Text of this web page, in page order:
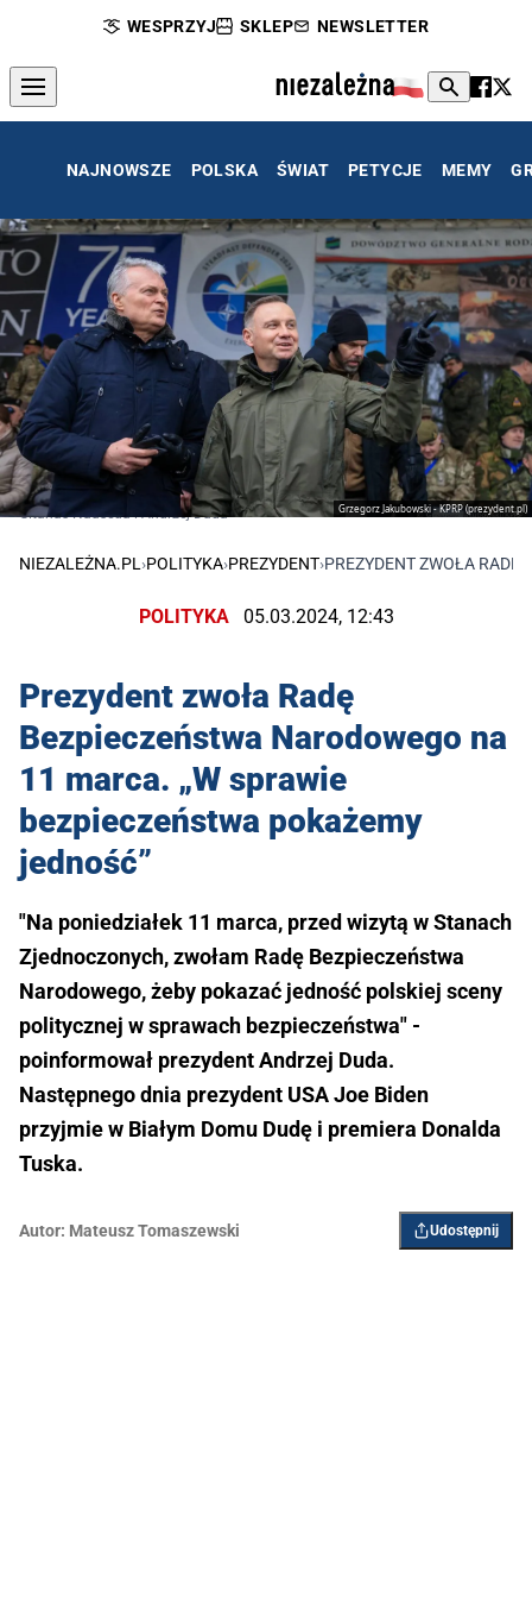
WESPRZYJ SKLEP NEWSLETTER
NAJNOWSZE POLSKA ŚWIAT PETYCJE MEMY
Grzegorz Jakubowski - KPRP (prezydent.pl)
Gitanas Nauseda i Andrzej Duda
NIEZALEŻNA.PL ›POLITYKA›PREZYDENT›PREZYDENT ZWOŁA RADĘ
POLITYKA 05.03.2024, 12:43
Prezydent zwoła Radę
Bezpieczeństwa Narodowego na
11 marca. „W sprawie
bezpieczeństwa pokażemy
jedność”
"Na poniedziałek 11 marca, przed wizytą w Stanach
Zjednoczonych, zwołam Radę Bezpieczeństwa
Narodowego, żeby pokazać jedność polskiej sceny
politycznej w sprawach bezpieczeństwa" -
poinformował prezydent Andrzej Duda.
Następnego dnia prezydent USA Joe Biden
przyjmie w Białym Domu Dudę i premiera Donalda
Tuska.
Autor: Mateusz Tomaszewski Udostępnij